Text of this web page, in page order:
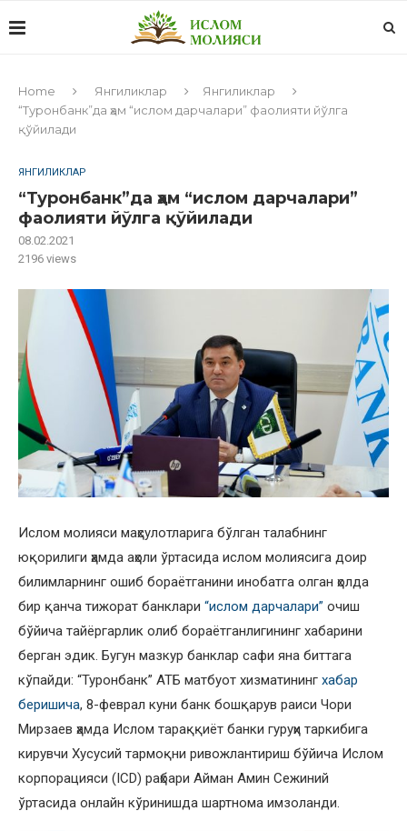
Home Янгиликлар
Янгиликлар
“Туронбанк”да ҳам “ислом дарчалари” фаолияти йўлга
қўйилади
ЯНГИЛИКЛАР
“Туронбанк”да ҳам “ислом дарчалари”
фаолияти йўлга қўйилади
08.02.2021
2196 views
Ислом молияси маҳсулотларига бўлган талабнинг
юқорилиги ҳамда аҳоли ўртасида ислом молиясига доир
билимларнинг ошиб бораётганини инобатга олган ҳолда
бир қанча тижорат банклари “ислом дарчалари” очиш
бўйича тайёргарлик олиб бораётганлигининг хабарини
берган эдик. Бугун мазкур банклар сафи яна биттага
кўпайди: “Туронбанк” АТБ матбуот хизматининг хабар
беришича, 8-феврал куни банк бошқарув раиси Чори
Мирзаев ҳамда Ислом тараққиёт банки гуруҳи таркибига
кирувчи Хусусий тармоқни ривожлантириш бўйича Ислом
корпорацияси (ICD) раҳбари Айман Амин Сежиний
ўртасида онлайн кўринишда шартнома имзоланди.